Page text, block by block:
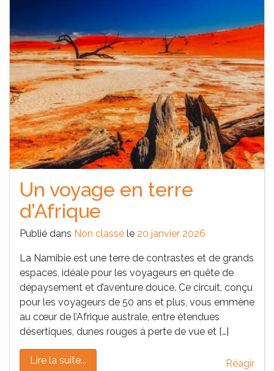
Un voyage en terre
d’Afrique
Publié dans Non classé le 20 janvier 2026
La Namibie est une terre de contrastes et de grands
espaces, idéale pour les voyageurs en quête de
dépaysement et d’aventure douce. Ce circuit, conçu
pour les voyageurs de 50 ans et plus, vous emmène
au cœur de l’Afrique australe, entre étendues
désertiques, dunes rouges à perte de vue et […]
Lire la suite... Réagir